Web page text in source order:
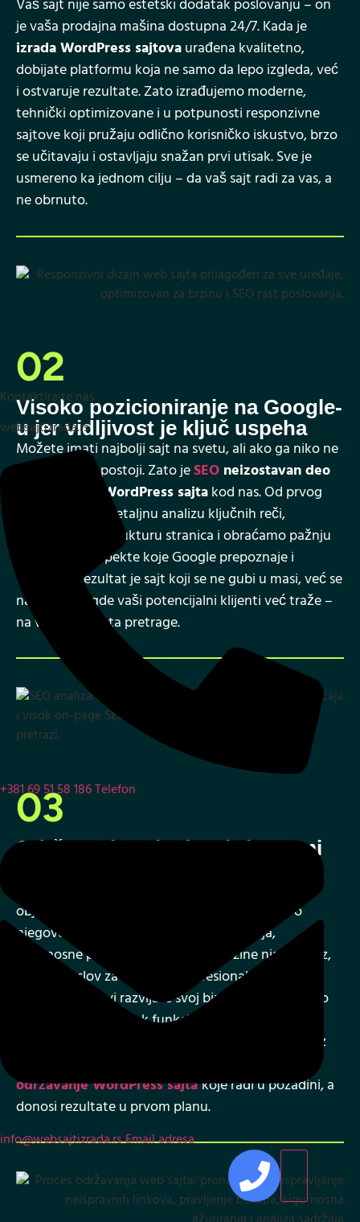
Vaš sajt nije samo estetski dodatak poslovanju – on
je vaša prodajna mašina dostupna 24/7. Kada je
izrada WordPress sajtovaurađena kvalitetno,
dobijate platformu koja ne samo da lepo izgleda, već
i ostvaruje rezultate. Zato izrađujemo moderne,
tehnički optimizovane i u potpunosti responzivne
sajtove koji pružaju odlično korisničko iskustvo, brzo
se učitavaju i ostavljaju snažan prvi utisak. Sve je
usmereno ka jednom cilju – da vaš sajt radi za vas, a
ne obrnuto.
02
Visoko pozicioniranje na Google-
u jer vidljivost je ključ uspeha
Možete imati najbolji sajt na svetu, ali ako ga niko ne
pronađe – ne postoji. Zato jeSEO neizostavan deo
svake izrade WordPress sajtakod nas. Od prvog
koraka radimo detaljnu analizu ključnih reči,
optimizujemo strukturu stranica i obraćamo pažnju
na tehničke aspekte koje Google prepoznaje i
vrednuje. Rezultat je sajt koji se ne gubi u masi, već se
nalazi tamo gde vaši potencijalni klijenti već traže –
na vrhu rezultata pretrage.
03
Održavanje sajta bez brige – mi
objavljivanjem – tek tada počinje prava briga o
njegovoj pouzdanosti. Redovna ažuriranja,
sigurnosne provere i optimizacija brzine nisu luksuz,
već preduslov za stabilno i profesionalno online
prisustvo. Dok vi razvijate svoj biznis, mi se staramo
da vaš sajt bude uvek funkcionalan, zaštićen i
usklađen sa najnovijim digitalnim standardima. Bez
održavanje WordPress sajtakoje radi u pozadini, a
donosi rezultate u prvom planu.
Kontaktirajte nas
websajtizrada.rs
+381 69 51 58 186Telefon
info@websajtizrada.rsEmail adresa